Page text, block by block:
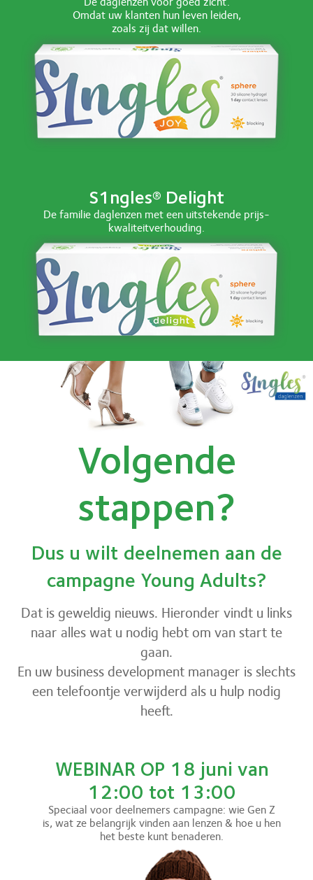
Omdat uw klanten hun leven leiden,
zoals zij dat willen.
S1ngles® Delight
De familie daglenzen met een uitstekende prijs-
kwaliteitverhouding.
Volgende
stappen?
Dus u wilt deelnemen aan de
campagne Young Adults?
Dat is geweldig nieuws. Hieronder vindt u links
naar alles wat u nodig hebt om van start te
gaan.
En uw business development manager is slechts
een telefoontje verwijderd als u hulp nodig
heeft.
WEBINAR OP 18 juni van
12:00 tot 13:00
Speciaal voor deelnemers campagne: wie Gen Z
is, wat ze belangrijk vinden aan lenzen & hoe u hen
het beste kunt benaderen.